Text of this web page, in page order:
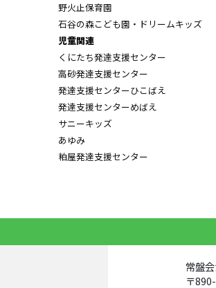
野火止保育園
石谷の森こども園・ドリームキッズ
児童関連
くにたち発達支援センター
高砂発達支援センター
発達支援センターひこばえ
発達支援センターめばえ
サニーキッズ
あゆみ
粕屋発達支援センター
常盤
〒